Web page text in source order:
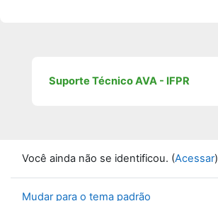
Suporte Técnico AVA - IFPR
Você ainda não se identificou. (Acessar)
Mudar para o tema padrão